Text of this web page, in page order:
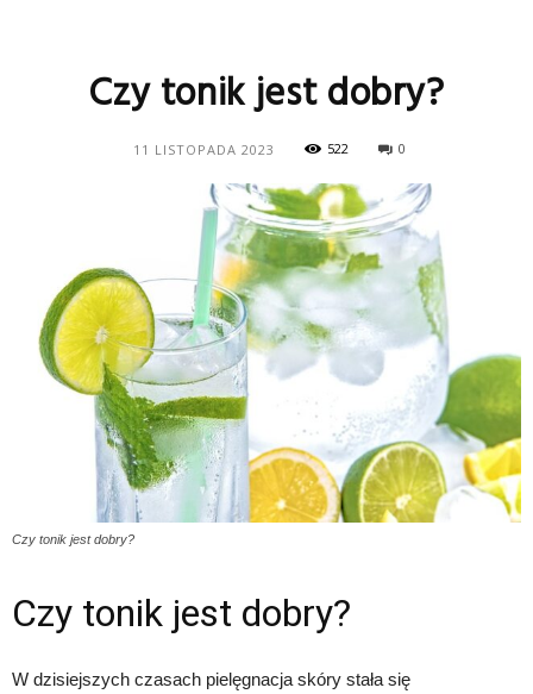
Czy tonik jest dobry?
11 LISTOPADA 2023 522 0
Czy tonik jest dobry?
Czy tonik jest dobry?
W dzisiejszych czasach pielęgnacja skóry stała się